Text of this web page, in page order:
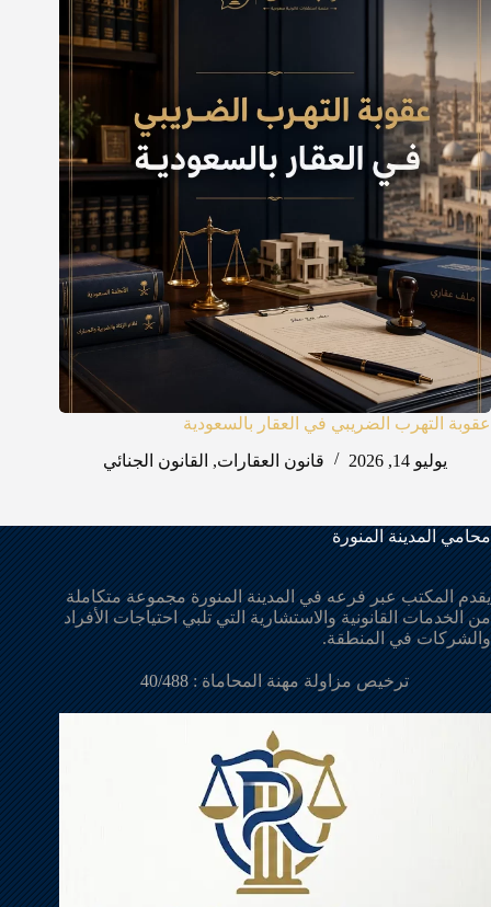
عقوبة التهرب الضريبي في العقار بالسعودية
يوليو 14, 2026
قانون العقارات, القانون الجنائي
محامي المدينة المنورة
يقدم المكتب عبر فرعه في المدينة المنورة مجموعة متكاملة
من الخدمات القانونية والاستشارية التي تلبي احتياجات الأفراد
والشركات في المنطقة.
ترخيص مزاولة مهنة المحاماة :40/488